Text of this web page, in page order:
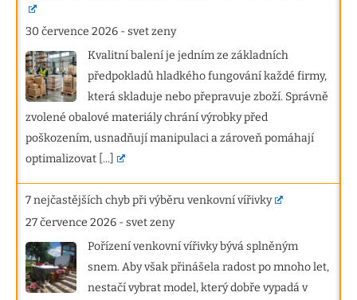
30 července 2026 -svet zeny
Kvalitní balení je jedním ze základních
předpokladů hladkého fungování každé firmy,
která skladuje nebo přepravuje zboží. Správně
zvolené obalové materiály chrání výrobky před
poškozením, usnadňují manipulaci a zároveň pomáhají
optimalizovat [...]
7 nejčastějších chyb při výběru venkovní vířivky
27 července 2026 -svet zeny
Pořízení venkovní vířivky bývá splněným
snem. Aby však přinášela radost po mnoho let,
nestačí vybrat model, který dobře vypadá v